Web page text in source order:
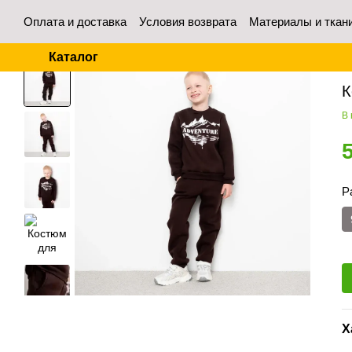
Оплата и доставка Условия возврата
Материалы и
Каталог
В